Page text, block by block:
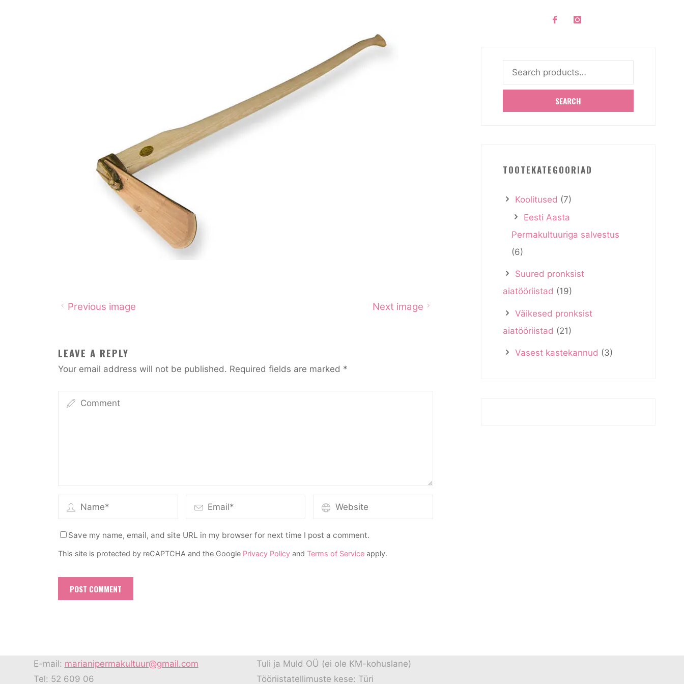
Previous image Next image
LEAVE A REPLY
Your email address will not be published. Required fields are marked *
Save my name, email, and site URL in my browser for next time I post a comment.
This site is protected by reCAPTCHA and the Google Privacy Policyand Terms of Serviceapply.
Search
SEARCH
TOOTEKATEGOORIAD
Koolitused (7)
Eesti Aasta
Permakultuuriga salvestus
(6)
Suured pronksist
aiatööriistad (19)
Väikesed pronksist
aiatööriistad (21)
Vasest kastekannud (3)
E-mail: marianipermakultuur@gmail.com
Tel: 52 609 06
Tuli ja Muld OÜ (ei ole KM-kohuslane)
Tööriistatellimuste kese: Türi